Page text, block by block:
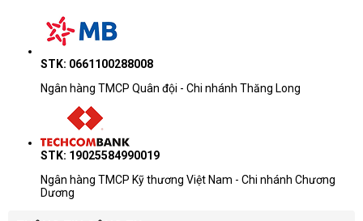
STK: 0661100288008
Ngân hàng TMCP Quân đội - Chi nhánh Thăng Long
STK: 19025584990019
Ngân hàng TMCP Kỹ thương Việt Nam - Chi nhánh Chương
Dương